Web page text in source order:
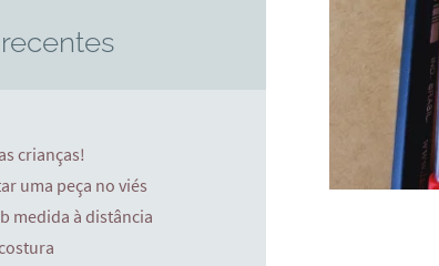
crianças!
uma peça no viés
medida à distância